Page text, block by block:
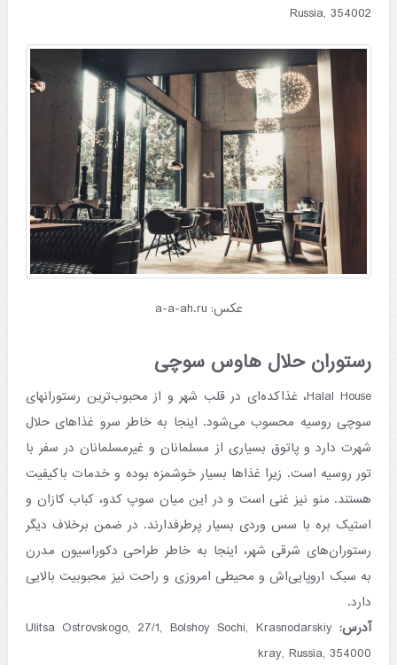
Russia, 354002
عکس: a-a-ah.ru
رستوران حلال هاوس سوچی
Halal House، غذاکده‌ای در قلب شهر و از محبوب‌ترین رستورانهای
سوچی روسیه محسوب می‌شود. اینجا به خاطر سرو غذاهای حلال
شهرت دارد و پاتوق بسیاری از مسلمانان و غیرمسلمانان در سفر با
تور روسیه است. زیرا غذاها بسیار خوشمزه بوده و خدمات باکیفیت
هستند. منو نیز غنی است و در این میان سوپ کدو، کباب کازان و
استیک بره با سس وردی بسیار پرطرفدارند. در ضمن برخلاف دیگر
رستوران‌های شرقی شهر، اینجا به خاطر طراحی دکوراسیون مدرن
به سبک اروپایی‌اش و محیطی امروزی و راحت نیز محبوبیت بالایی
دارد.
آدرس: Ulitsa Ostrovskogo, 27/1, Bolshoy Sochi, Krasnodarskiy
kray, Russia, 354000